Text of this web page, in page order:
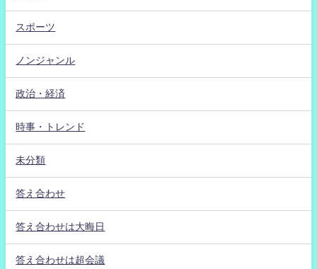
スポーツ
ノンジャンル
政治・経済
時事・トレンド
未分類
答え合わせ
答え合わせは大晦日
答え合わせは超会議